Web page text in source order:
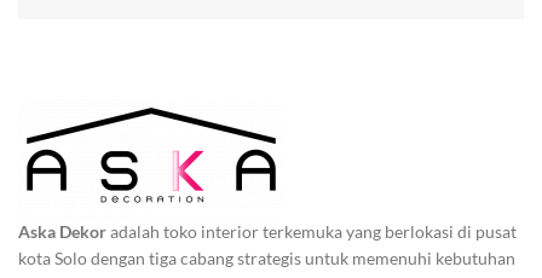
Aska Dekoradalah toko interior terkemuka yang berlokasi di pusat
kota Solo dengan tiga cabang strategis untuk memenuhi kebutuhan